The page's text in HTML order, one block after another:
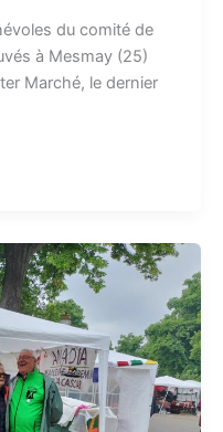
du comité de
à Mesmay (25)
Marché, le dernier